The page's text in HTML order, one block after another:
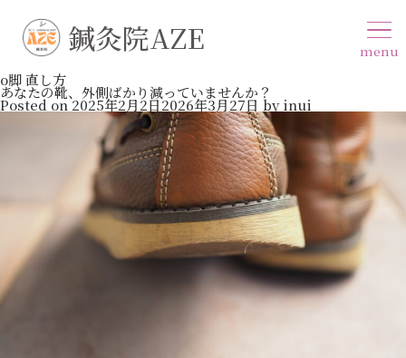
鍼灸院AZE menu
o脚 直し方
あなたの靴、外側ばかり減っていませんか？
Posted on2025年2月2日2026年3月27日 byinui